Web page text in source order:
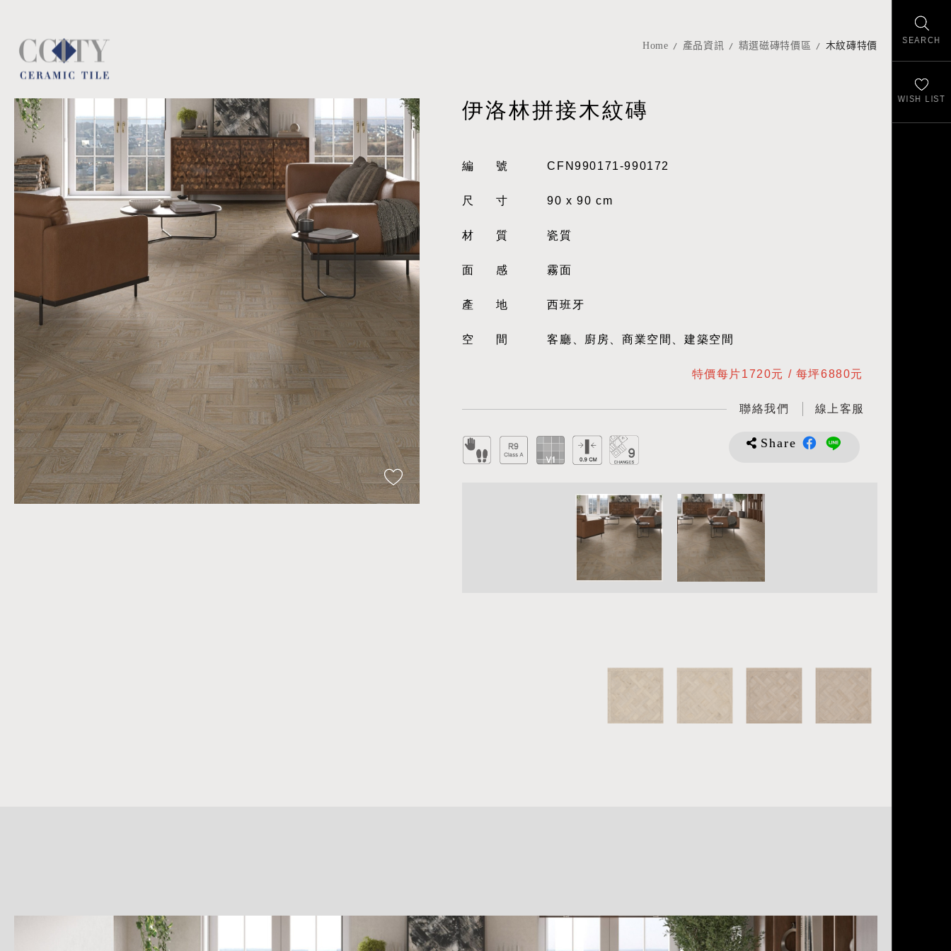
SEARCH
WISH LIST
Home 產品資訊 精選磁磚特價區 木紋磚特價
伊洛林拼接木紋磚
編號 CFN990171-990172
尺寸 90 x 90 cm
材質 瓷質
面感 霧面
產地 西班牙
空間 客廳、廚房、商業空間、建築空間
特價每片1720元 / 每坪6880元
聯絡我們 線上客服
Share